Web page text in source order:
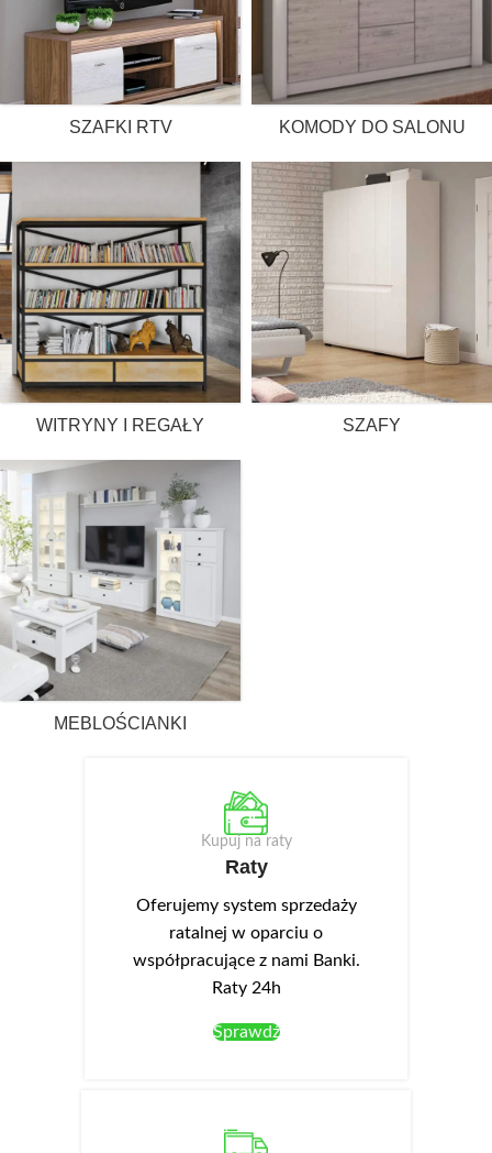
SZAFKI RTV KOMODY DO SALONU
WITRYNY I REGAŁY SZAFY
MEBLOŚCIANKI
Kupuj na raty
Raty
Oferujemy system sprzedaży
ratalnej w oparciu o
współpracujące z nami Banki.
Raty 24h
Sprawdź